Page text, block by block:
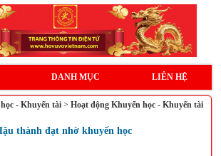
DANH MỤC LIÊN HỆ
- Khuyến tài> Hoạt động Khuyến học - Khuyến tài
thành đạt nhờ khuyến học